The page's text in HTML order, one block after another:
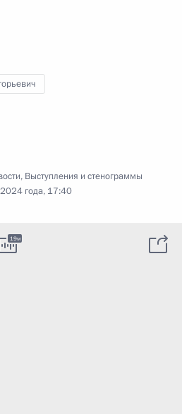
, Выступления и стенограммы
года, 17:40
19м